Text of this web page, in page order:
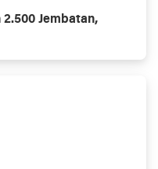
Jembatan,